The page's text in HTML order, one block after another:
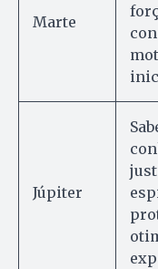
Marte
Júpiter